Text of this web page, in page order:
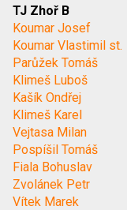
TJ Zhoř B
Koumar Josef
Koumar Vlastimil st.
Parůžek Tomáš
Klimeš Luboš
Kašík Ondřej
Klimeš Karel
Vejtasa Milan
Pospíšil Tomáš
Fiala Bohuslav
Zvolánek Petr
Vítek Marek